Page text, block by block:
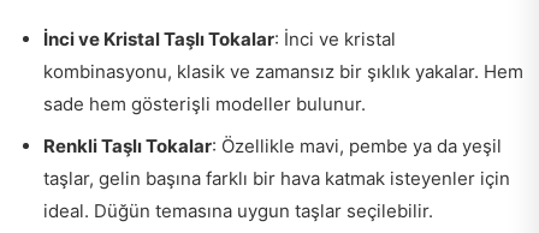
İnci ve Kristal Taşlı Tokalar: İnci ve kristal
kombinasyonu, klasik ve zamansız bir şıklık yakalar. Hem
sade hem gösterişli modeller bulunur.
Renkli Taşlı Tokalar: Özellikle mavi, pembe ya da yeşil
taşlar, gelin başına farklı bir hava katmak isteyenler için
ideal. Düğün temasına uygun taşlar seçilebilir.